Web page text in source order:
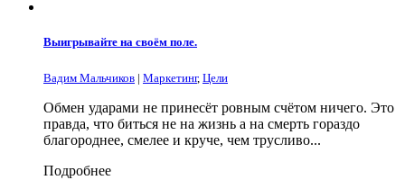
Выигрывайте на своём поле.
Вадим Мальчиков | Маркетинг, Цели
Обмен ударами не принесёт ровным счётом ничего. Это
правда, что биться не на жизнь а на смерть гораздо
благороднее, смелее и круче, чем трусливо...
Подробнее